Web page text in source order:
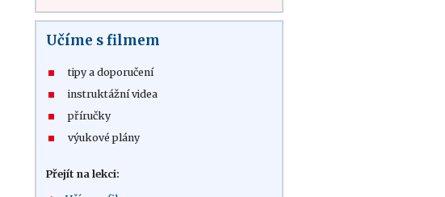
Učíme s filmem
tipy a doporučení
instruktážní videa
příručky
výukové plány
Přejít na lekci: